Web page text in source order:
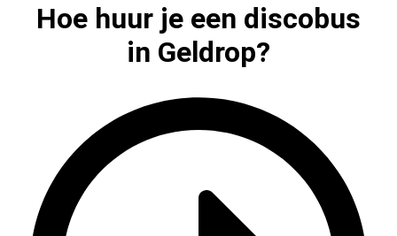
Hoe huur je een discobus
in Geldrop?